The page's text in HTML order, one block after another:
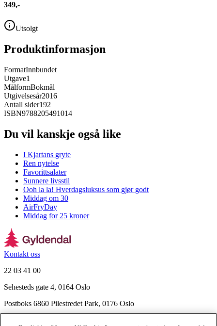
349,-
Utsolgt
Produktinformasjon
FormatInnbundet
Utgave1
MålformBokmål
Utgivelsesår2016
Antall sider192
ISBN9788205491014
Du vil kanskje også like
I Kjartans gryte
Ren nytelse
Favorittsalater
Sunnere livsstil
Ooh la la! Hverdagsluksus som gjør godt
Middag om 30
AirFryDay
Middag for 25 kroner
Kontakt oss
22 03 41 00
Sehesteds gate 4, 0164 Oslo
Postboks 6860 Pilestredet Park, 0176 Oslo